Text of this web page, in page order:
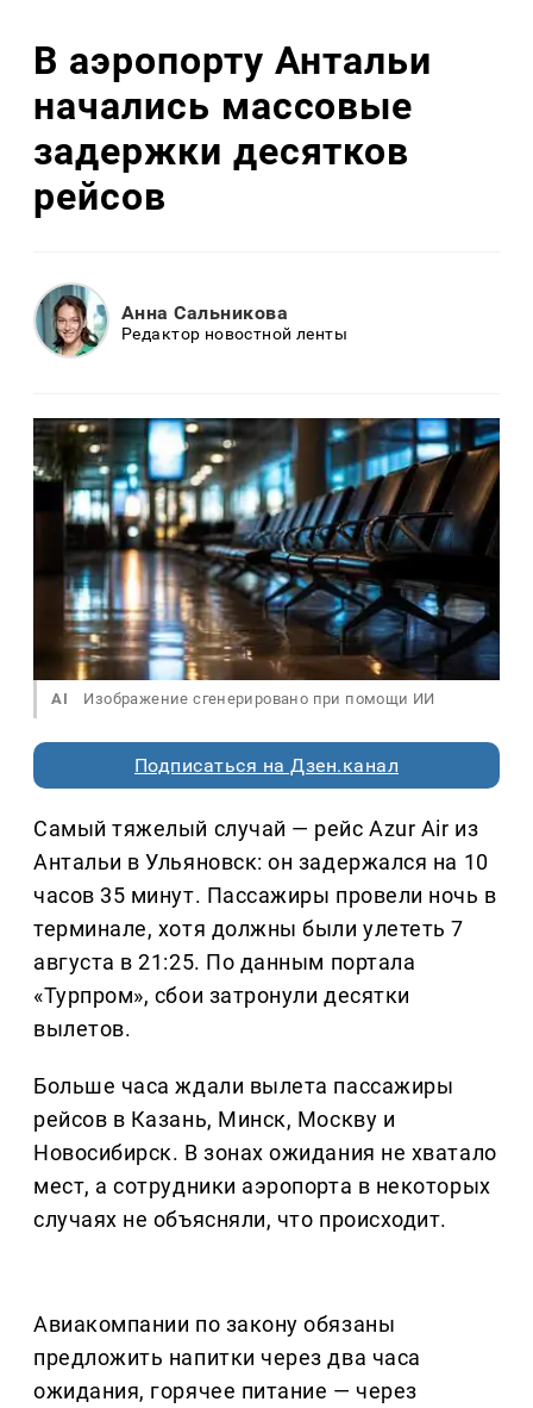
В аэропорту Антальи
начались массовые
задержки десятков
рейсов
Анна Сальникова
Редактор новостной ленты
AI Изображение сгенерировано при помощи ИИ
Подписаться на Дзен.канал
Самый тяжелый случай — рейс Azur Air из
Антальи в Ульяновск: он задержался на 10
часов 35 минут. Пассажиры провели ночь в
терминале, хотя должны были улететь 7
августа в 21:25. По данным портала
«Турпром», сбои затронули десятки
вылетов.
Больше часа ждали вылета пассажиры
рейсов в Казань, Минск, Москву и
Новосибирск. В зонах ожидания не хватало
мест, а сотрудники аэропорта в некоторых
случаях не объясняли, что происходит.
Авиакомпании по закону обязаны
предложить напитки через два часа
ожидания, горячее питание — через